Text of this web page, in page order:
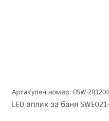
Артикулен номер: OSW-20120
LED аплик за баня